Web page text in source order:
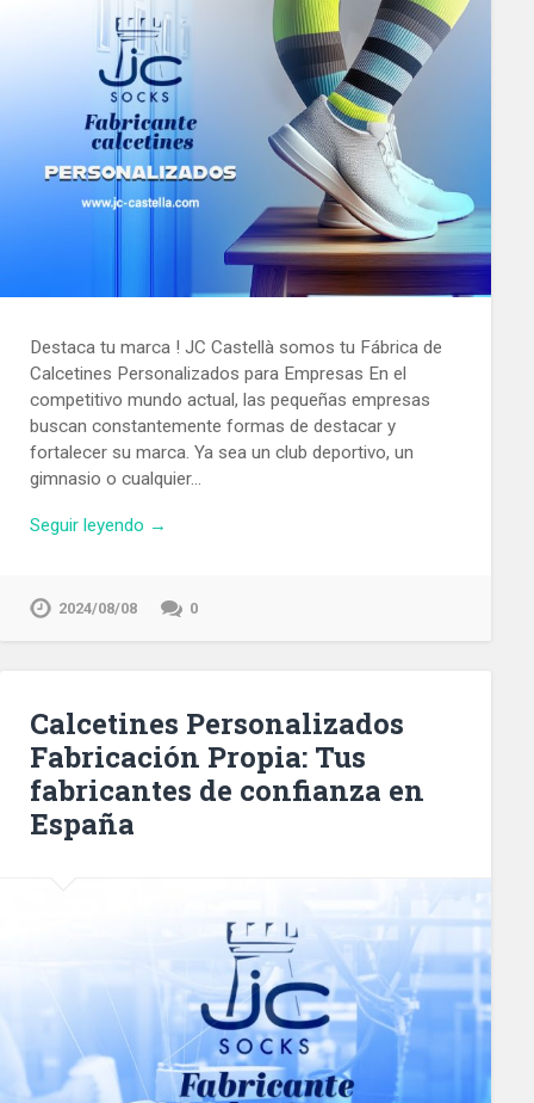
Destaca tu marca ! JC Castellà somos tu Fábrica de
Calcetines Personalizados para Empresas En el
competitivo mundo actual, las pequeñas empresas
buscan constantemente formas de destacar y
fortalecer su marca. Ya sea un club deportivo, un
gimnasio o cualquier…
Seguir leyendo →
2024/08/08 0
Calcetines Personalizados
Fabricación Propia: Tus
fabricantes de confianza en
España